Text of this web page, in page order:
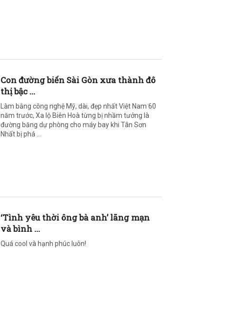
Con đường biến Sài Gòn xưa thành đô
thị bậc ...
Làm bằng công nghệ Mỹ, dài, đẹp nhất Việt Nam 60
năm trước, Xa lộ Biên Hoà từng bị nhầm tưởng là
đường băng dự phòng cho máy bay khi Tân Sơn
Nhất bị phá ...
‘Tình yêu thời ông bà anh’ lãng mạn
và bình ...
Quá cool và hạnh phúc luôn!